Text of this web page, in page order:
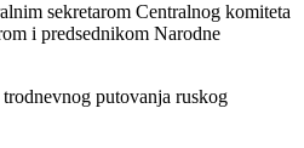
sekretarom Centralnog komiteta
i predsednikom Narodne
putovanja ruskog